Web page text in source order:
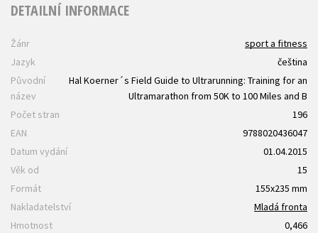
DETAILNÍ INFORMACE
Žánr
sport a fitness
Jazyk
čeština
Původní
název
Hal Koerner´s Field Guide to Ultrarunning: Training for an
Ultramarathon from 50K to 100 Miles and B
Počet stran
196
EAN
9788020436047
Datum vydání
01.04.2015
Věk od
15
Formát
155x235 mm
Nakladatelství
Mladá fronta
Hmotnost
0,466